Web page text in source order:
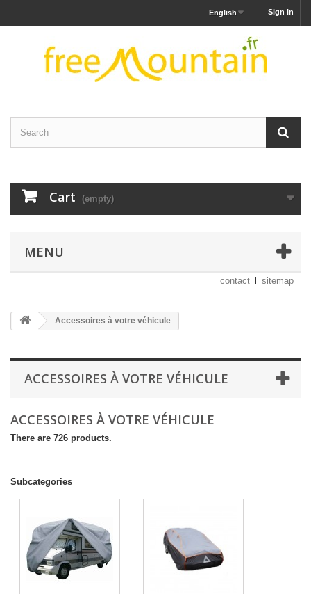
Sign in
English
Cart (empty)
MENU
contact sitemap
Accessoires à votre véhicule
ACCESSOIRES À VOTRE VÉHICULE
ACCESSOIRES À VOTRE VÉHICULE
There are 726 products.
Subcategories